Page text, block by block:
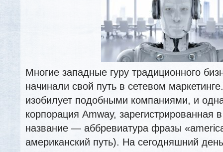
Многие западные гуру традиционного
начинали свой путь в сетевом
изобилует подобными компаниями, и
корпорация Amway,
название — аббревиатура фразы
американский путь). На сегодняшний